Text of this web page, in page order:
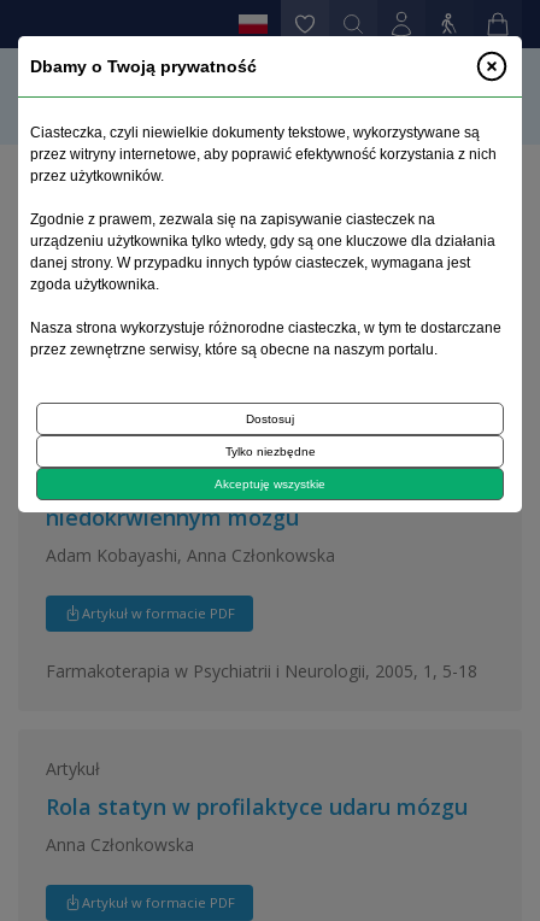
Archiwum 1995–2023
2005, tom 21, zeszyt 1
Leczenie trombolityczne w udarze
niedokrwiennym mózgu
Adam Kobayashi, Anna Członkowska
Artykuł w formacie PDF
Farmakoterapia w Psychiatrii i Neurologii, 2005, 1, 5-18
Artykuł
Rola statyn w profilaktyce udaru mózgu
Anna Członkowska
Artykuł w formacie PDF
Dbamy o Twoją prywatność
Ciasteczka, czyli niewielkie dokumenty tekstowe, wykorzystywane są
przez witryny internetowe, aby poprawić efektywność korzystania z nich
przez użytkowników.
Zgodnie z prawem, zezwala się na zapisywanie ciasteczek na
urządzeniu użytkownika tylko wtedy, gdy są one kluczowe dla działania
danej strony. W przypadku innych typów ciasteczek, wymagana jest
zgoda użytkownika.
Nasza strona wykorzystuje różnorodne ciasteczka, w tym te dostarczane
przez zewnętrzne serwisy, które są obecne na naszym portalu.
Dostosuj
Tylko niezbędne
Akceptuję wszystkie